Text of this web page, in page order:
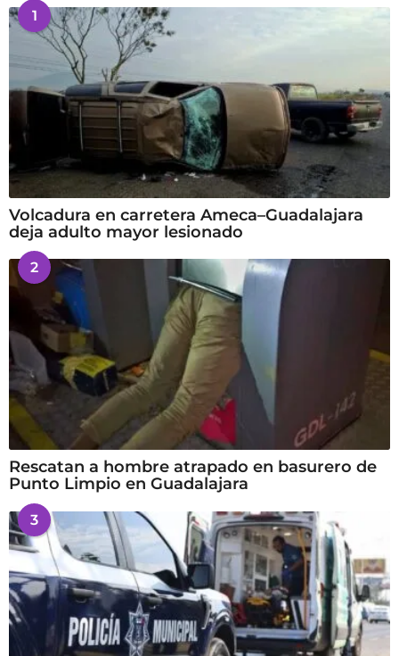
1
Volcadura en carretera Ameca–Guadalajara
deja adulto mayor lesionado
2
Rescatan a hombre atrapado en basurero de
Punto Limpio en Guadalajara
3